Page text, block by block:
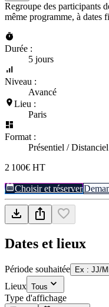
Regroupe des participants
même programme, à dates
Durée :
5 jours
Niveau :
Avancé
Lieu :
Paris
Format :
Présentiel / Distanciel
2 100€ HT
Choisir et réserver
Dates et lieux
Période souhaitée Ex : JJ/
Lieux Tous
Type d'affichage